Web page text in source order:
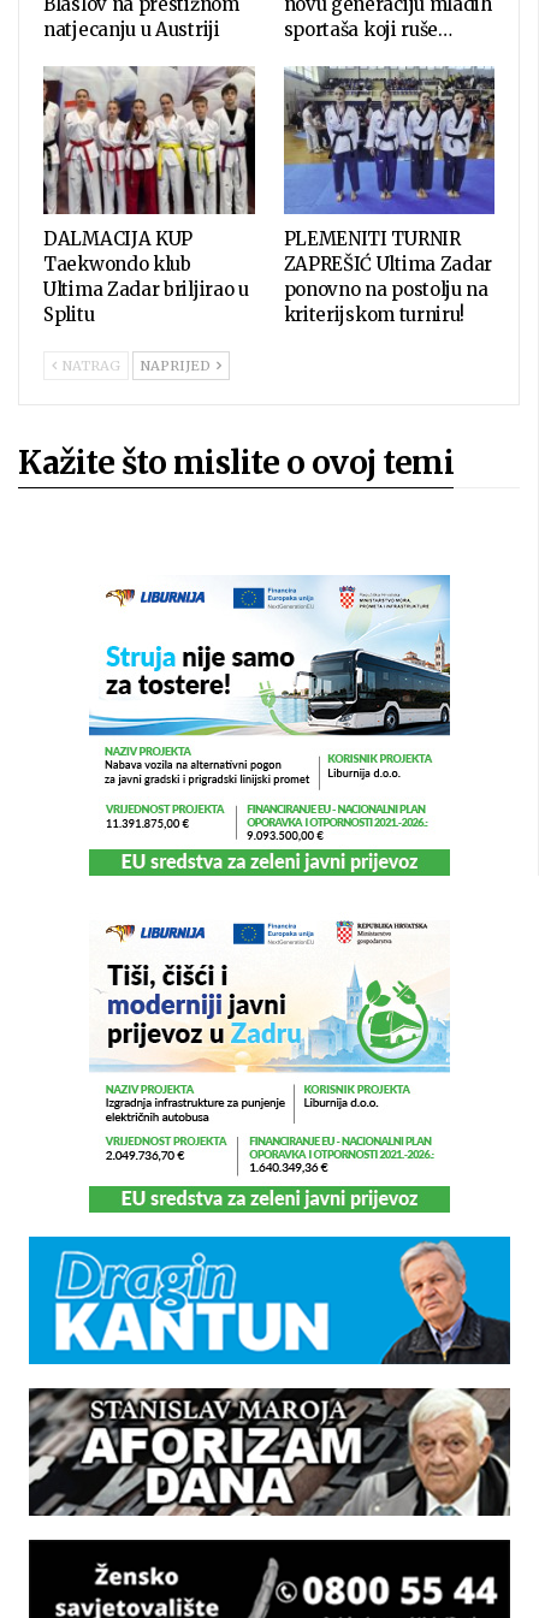
natjecanju u Austriji
sportaša koji ruše…
DALMACIJA KUP
Taekwondo klub
Ultima Zadar briljirao u
Splitu
PLEMENITI TURNIR
ZAPREŠIĆ Ultima Zadar
ponovno na postolju na
kriterijskom turniru!
NATRAG NAPRIJED
Kažite što mislite o ovoj temi